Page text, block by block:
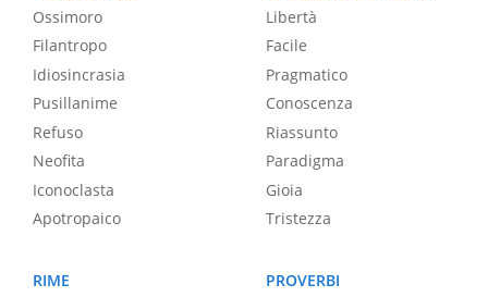
Ossimoro
Filantropo
Idiosincrasia
Pusillanime
Refuso
Neofita
Iconoclasta
Apotropaico
Libertà
Facile
Pragmatico
Conoscenza
Riassunto
Paradigma
Gioia
Tristezza
RIME
PROVERBI